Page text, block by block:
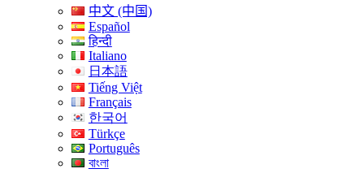
中文 (中国)
Español
हिन्दी
Italiano
日本語
Tiếng Việt
Français
한국어
Türkçe
Português
বাংলা